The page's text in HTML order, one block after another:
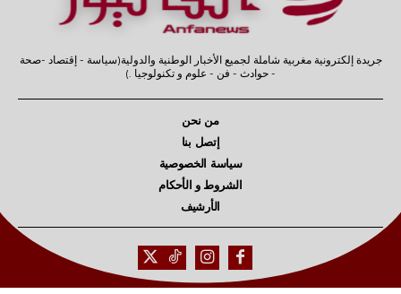
جريدة إلكترونية مغربية شاملة لجميع الأخبار الوطنية والدولية(سياسة - إقتصاد -صحة
- حوادث - فن - علوم و تكنولوجيا .)
من نحن
إتصل بنا
سياسة الخصوصية
الشروط و الأحكام
الأرشيف